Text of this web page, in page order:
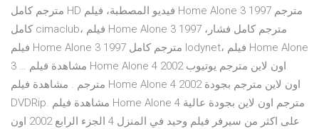
مترجم كامل HD فيديو المصطبة، فيلم Home Alone 3 1997 مترجم
كامل cimaclub، فيلم Home Alone 3 1997 مترجم كامل فشار،
فيلم Home Alone 3 1997 مترجم كامل lodynet، فيلم Home Alone
3 … مشاهدة فيلم Home Alone 4 2002 اون لاين مترجم يوتيوب
مترجم . مشاهدة فيلم Home Alone 4 2002 اون لاين مترجم بجودة
DVDRip. مشاهدة فيلم Home Alone 4 مترجم اون لاين بجودة عالية
على اكثر من سيرفر فيلم وحيد في المنزل 4 الجزء الرابع 2002 اون